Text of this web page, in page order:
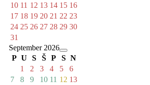
10 11 12 13 14 15 16
17 18 19 20 21 22 23
24 25 26 27 28 29 30
31
September 2026
P U S Š P S N
1
2 3 4 5
6
7
8 9 10 11 12 13